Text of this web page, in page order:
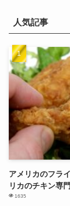
人気記事
アメリカのフラ
リカのチキン専
1635